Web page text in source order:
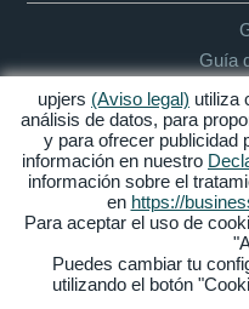
Guía
Aviso legal
Protección
datos
upjers (Aviso legal) utiliza
análisis de datos, para
y para ofrecer publicidad
información en nuestro
información sobre el
en https://
Para aceptar el uso de
Puedes cambiar tu
utilizando el botón